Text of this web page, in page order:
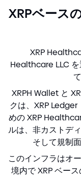
XRPベース
XRP
Healthcare LLC
XRPH Wallet と
クは、XRP
めの XRP
ルは、非カストデ
そして規制
このインフラはオ
境内で XRP ベー